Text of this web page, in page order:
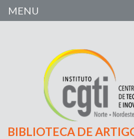
BIBLIOTECA DE
MENU